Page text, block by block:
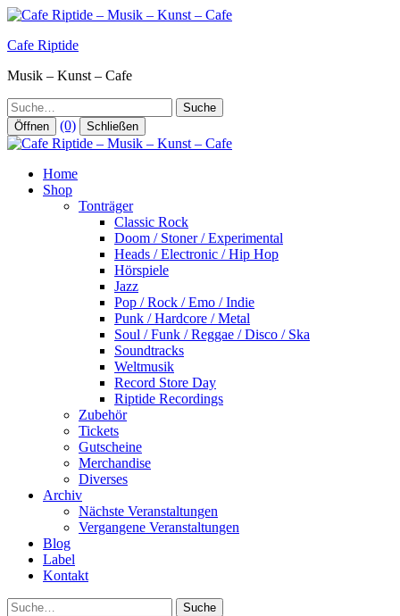
Zum
springen
Cafe Riptide
Musik – Kunst – Cafe
Suche
Öffnen (0) Schließen
Home
Shop
Tonträger
Classic Rock
Doom / Stoner / Experimental
Heads / Electronic / Hip Hop
Hörspiele
Jazz
Pop / Rock / Emo / Indie
Punk / Hardcore / Metal
Soul / Funk / Reggae / Disco / Ska
Soundtracks
Weltmusik
Record Store Day
Riptide Recordings
Zubehör
Tickets
Gutscheine
Merchandise
Diverses
Archiv
Nächste Veranstaltungen
Vergangene Veranstaltungen
Blog
Label
Kontakt
Suche